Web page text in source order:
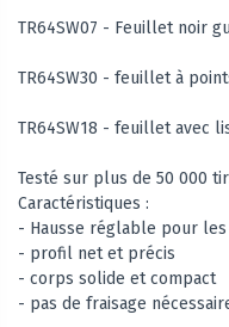
TR64SW07 - Feuillet noir
TR64SW30 - feuillet à
TR64SW18 - feuillet avec
Testé sur plus de 50 000
Caractéristiques :
- Hausse réglable pour
- profil net et précis
- corps solide et compact
- pas de fraisage